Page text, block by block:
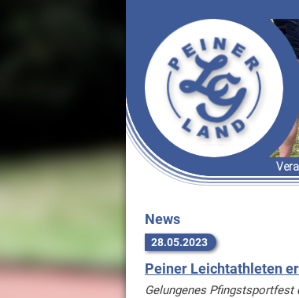
News
28.05.2023
Peiner Leichtathleten
Gelungenes